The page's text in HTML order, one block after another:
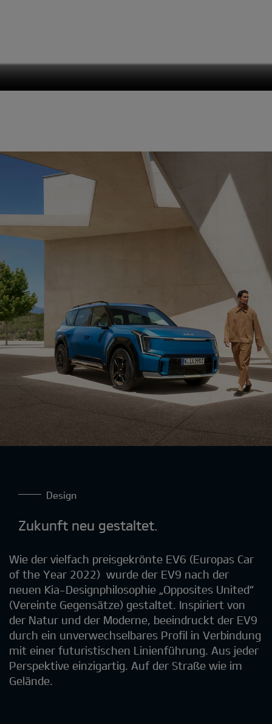
Design
Zukunft neu gestaltet.
Wie der vielfach preisgekrönte EV6 (Europas Car
of the Year 2022) wurde der EV9 nach der
neuen Kia-Designphilosophie „Opposites United“
(Vereinte Gegensätze) gestaltet. Inspiriert von
der Natur und der Moderne, beeindruckt der EV9
durch ein unverwechselbares Profil in Verbindung
mit einer futuristischen Linienführung. Aus jeder
Perspektive einzigartig. Auf der Straße wie im
Gelände.